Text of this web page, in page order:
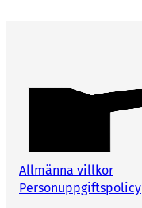
Allmänna villkor
Personuppgiftspolicy